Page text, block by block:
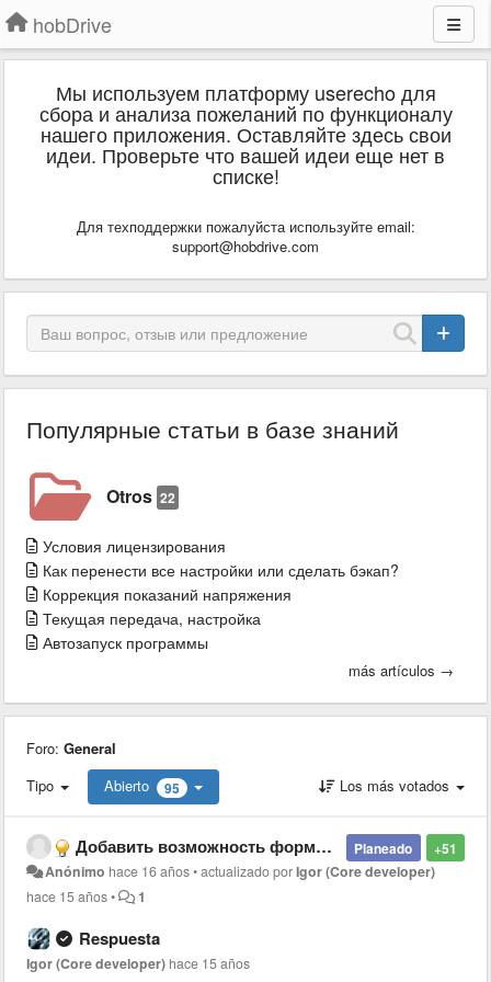
hobDrive
Мы используем платформу userecho для
сбора и анализа пожеланий по функционалу
нашего приложения. Оставляйте здесь свои
идеи. Проверьте что вашей идеи еще нет в
списке!
Для техподдержки пожалуйста используйте email:
support@hobdrive.com
Популярные статьи в базе знаний
Otros 22
Условия лицензирования
Как перенести все настройки или сделать бэкап?
Коррекция показаний напряжения
Текущая передача, настройка
Автозапуск программы
más artículos →
Foro: General
Tipo
Abierto 95 Los más votados
+51
Planeado
Добавить возможность формирования пользовательского экрана - Allow user to configure screen with custom sensors
Anónimo hace 16 años•actualizado porIgor (Core developer)
hace 15 años• 1
Respuesta
Igor (Core developer) hace 15 años